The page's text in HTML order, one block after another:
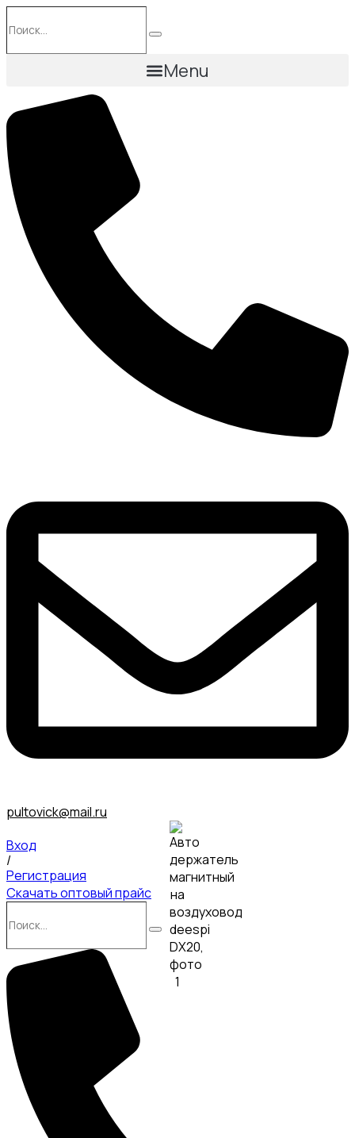
к
содержимому
Поиск
Menu
pultovick@mail.ru
Вход
/
Регистрация
Скачать оптовый прайс
Поиск